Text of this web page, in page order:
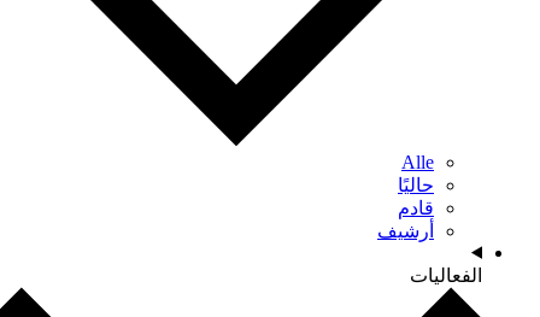
Alle
حاليًا
قادم
أرشيف
الفعاليات